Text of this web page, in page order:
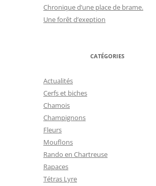
Chronique d’une place de brame.
Une forêt d’exeption
CATÉGORIES
Actualités
Cerfs et biches
Chamois
Champignons
Fleurs
Mouflons
Rando en Chartreuse
Rapaces
Tétras Lyre